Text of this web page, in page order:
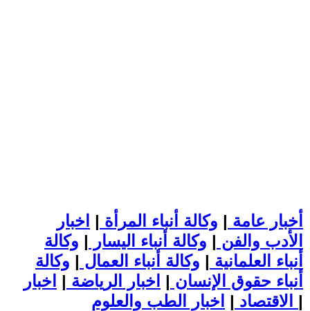
أخبار عامة | وكالة أنباء المرأة | اخبار
الأدب والفن | وكالة أنباء اليسار | وكالة
أنباء العلمانية | وكالة أنباء العمال | وكالة
أنباء حقوق الإنسان | اخبار الرياضة | اخبار
الاقتصاد | |